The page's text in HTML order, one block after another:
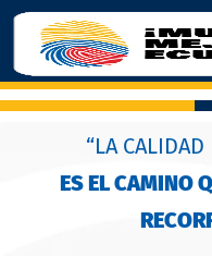
“LA
ES EL CAMINO